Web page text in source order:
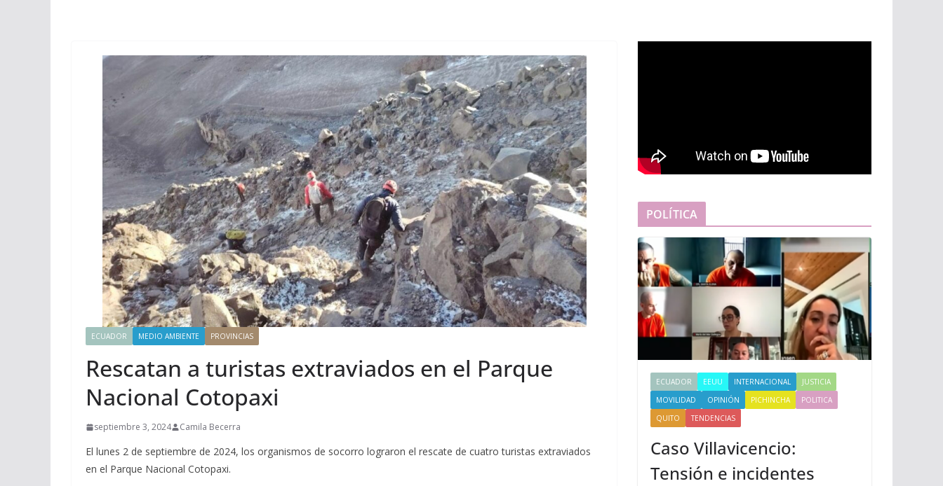
ECUADOR MEDIO AMBIENTE PROVINCIAS
Rescatan a turistas extraviados en el Parque
Nacional Cotopaxi
septiembre 3, 2024 Camila Becerra
El lunes 2 de septiembre de 2024, los organismos de socorro lograron el rescate de cuatro turistas extraviados
en el Parque Nacional Cotopaxi.
POLÍTICA
ECUADOR EEUU INTERNACIONAL
JUSTICIA
MOVILIDAD
OPINIÓN PICHINCHA
POLITICA
QUITO
TENDENCIAS
Caso Villavicencio:
Tensión e incidentes